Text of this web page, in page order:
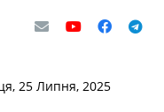
25 Липня, 2025